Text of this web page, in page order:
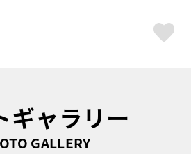
ギャラリー
GALLERY